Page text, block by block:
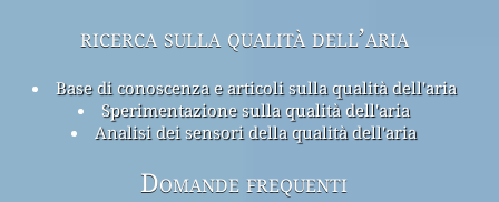
ricerca sulla qualità dell’aria
Base di conoscenza e articoli sulla qualità dell'aria
Sperimentazione sulla qualità dell'aria
Analisi dei sensori della qualità dell'aria
Domande frequenti